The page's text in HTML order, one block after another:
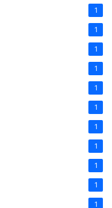
1
1
1
1
1
1
1
1
1
1
1